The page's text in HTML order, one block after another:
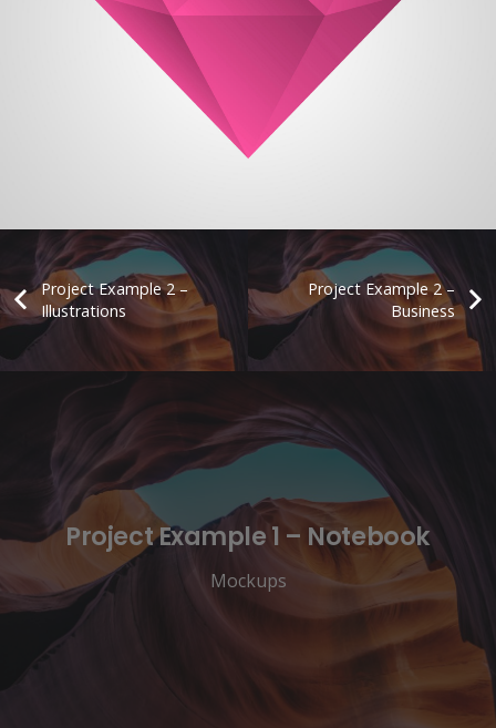
Project Example 2 –
Illustrations
Project Example 2 –
Business
Project Example 1 – Notebook
Mockups